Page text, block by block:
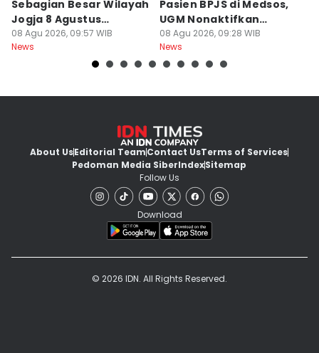
Sebagian Besar Wilayah
Jogja 8 Agustus
Berawan
08 Agu 2026, 09:57 WIB
News
Pasien BPJS di Medsos,
UGM Nonaktifkan
Dokter PPDS
08 Agu 2026, 09:28 WIB
News
About UsEditorial TeamContact UsTerms of Services
Pedoman Media SiberIndexSitemap
Follow Us
Download
© 2026 IDN. All Rights Reserved.